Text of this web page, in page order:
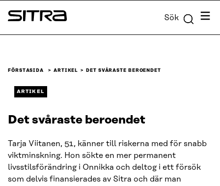
Skip to
content
Sitra Sök Meny
FÖRSTASIDA ARTIKEL DET SVÅRASTE BEROENDET
ARTIKEL
Det svåraste beroendet
Tarja Viitanen, 51, känner till riskerna med för snabb
viktminskning. Hon sökte en mer permanent
livsstilsförändring i Onnikka och deltog i ett försök
som delvis finansierades av Sitra och där man